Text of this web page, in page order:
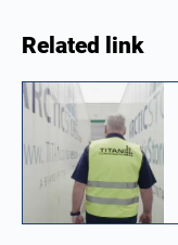
Related link